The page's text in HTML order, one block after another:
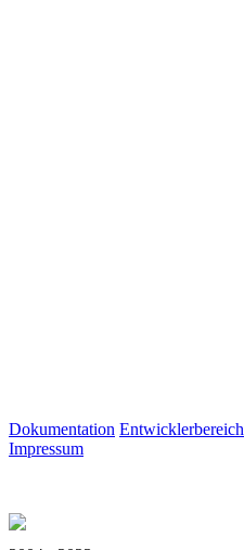
Dokumentation Entwicklerbereich
Impressum